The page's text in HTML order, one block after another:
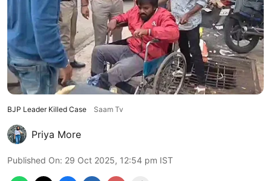
BJP Leader Killed Case Saam Tv
Priya More
Published On: 29 Oct 2025, 12:54 pm IST